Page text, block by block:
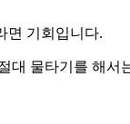
면 기회입니다.
대 물타기를 해서